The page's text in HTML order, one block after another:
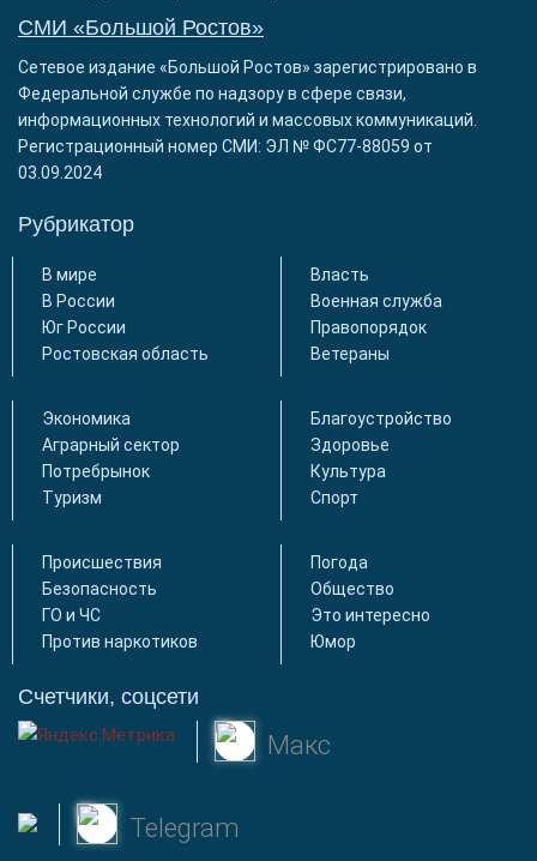
СМИ «Большой Ростов»
Сетевое издание «Большой Ростов» зарегистрировано в
Федеральной службе по надзору в сфере связи,
информационных технологий и массовых коммуникаций.
Регистрационный номер СМИ: ЭЛ № ФС77-88059 от
03.09.2024
Рубрикатор
В мире
В России
Юг России
Ростовская область
Власть
Военная служба
Правопорядок
Ветераны
Экономика
Аграрный сектор
Потребрынок
Туризм
Благоустройство
Здоровье
Культура
Спорт
Происшествия
Безопасность
ГО и ЧС
Против наркотиков
Погода
Общество
Это интересно
Юмор
Счетчики, соцсети
Макс
Telegram